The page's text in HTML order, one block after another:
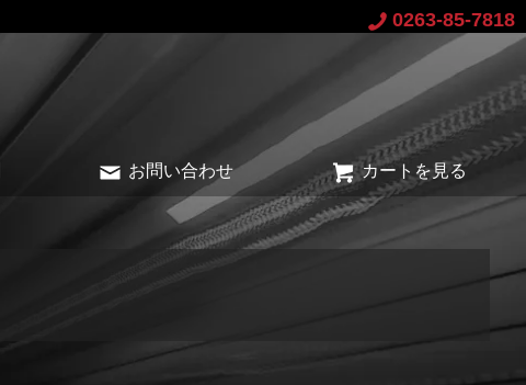
0263-85-7818
お問い合わせ カートを見る